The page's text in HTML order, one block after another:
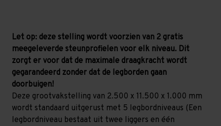
Let op: deze stelling wordt voorzien van 2 gratis
meegeleverde steunprofielen voor elk niveau. Dit
zorgt er voor dat de maximale draagkracht wordt
gegarandeerd zonder dat de legborden gaan
doorbuigen!
Deze grootvakstelling van 2.500 x 11.500 x 1.000 mm
wordt standaard uitgerust met 5 legbordniveaus (Een
legbordniveau bestaat uit twee liggers en één